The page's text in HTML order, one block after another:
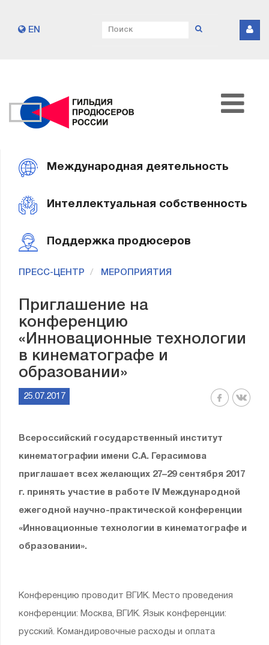
EN
Международная деятельность
Интеллектуальная собственность
Поддержка продюсеров
ПРЕСС-ЦЕНТР МЕРОПРИЯТИЯ
Приглашение на
конференцию
«Инновационные технологии
в кинематографе и
образовании»
25.07.2017
Всероссийский государственный институт
кинематографии имени С.А. Герасимова
приглашает всех желающих 27–29 сентября 2017
г. принять участие в работе IV Международной
ежегодной научно-практической конференции
«Инновационные технологии в кинематографе и
образовании».
Конференцию проводит ВГИК. Место проведения
конференции: Москва, ВГИК. Язык конференции:
русский. Командировочные расходы и оплата